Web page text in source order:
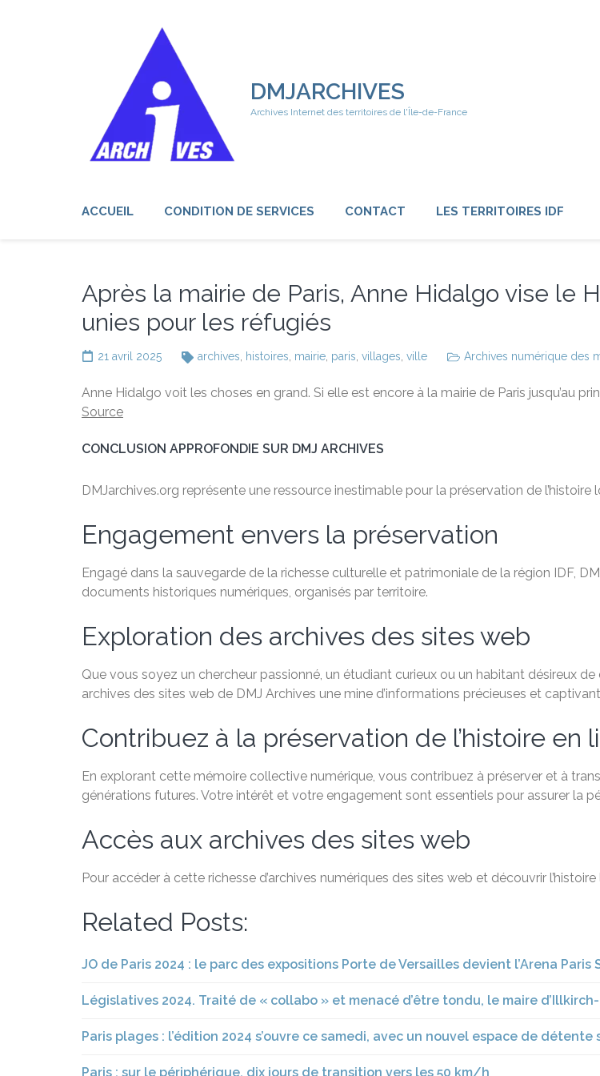
DMJARCHIVES
Archives Internet des territoires de l'Île-de-France
ACCUEIL CONDITION DE SERVICES CONTACT LES TERRITOIRES IDF
Après la mairie de Paris, Anne Hidalgo vise le
unies pour les réfugiés
21 avril 2025 archives histoires mairie paris villages ville Archives numérique des
Anne Hidalgo voit les choses en grand. Si elle est encore à la mairie de Paris jusqu’au
Source
CONCLUSION APPROFONDIE SUR DMJ ARCHIVES
DMJarchives.org représente une ressource inestimable pour la préservation de
Engagement envers la préservation
Engagé dans la sauvegarde de la richesse culturelle et patrimoniale de la région IDF,
documents historiques numériques, organisés par territoire.
Exploration des archives des sites web
Que vous soyez un chercheur passionné, un étudiant curieux ou un habitant désireux
archives des sites web de DMJ Archives une mine d’informations précieuses et
Contribuez à la préservation de l’histoire en
En explorant cette mémoire collective numérique, vous contribuez à préserver et à
générations futures. Votre intérêt et votre engagement sont essentiels pour assurer la
Accès aux archives des sites web
Pour accéder à cette richesse d’archives numériques des sites web et découvrir
Related Posts:
JO de Paris 2024 : le parc des expositions Porte de Versailles devient l’Arena Paris
Législatives 2024. Traité de « collabo » et menacé d’être tondu, le maire
Paris plages : l’édition 2024 s’ouvre ce samedi, avec un nouvel espace de
Paris : sur le périphérique, dix jours de transition vers les 50 km/h